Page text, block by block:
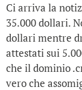
Ci arriva la
35.000 dollari.
dollari mentre
attestati sui
che il dominio
vero che